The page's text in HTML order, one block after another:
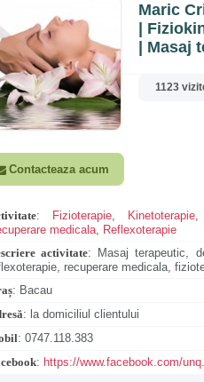
Maric
|
| Masaj
1123
Contacteaza acum
: Fizioterapie, Kinetoterapie,
medicala, Reflexoterapie
activitate:
Masaj terapeutic,
recuperare medicala,
: Bacau
: la domiciliul clientului
: 0747.118.383
: https://www.facebook.com/